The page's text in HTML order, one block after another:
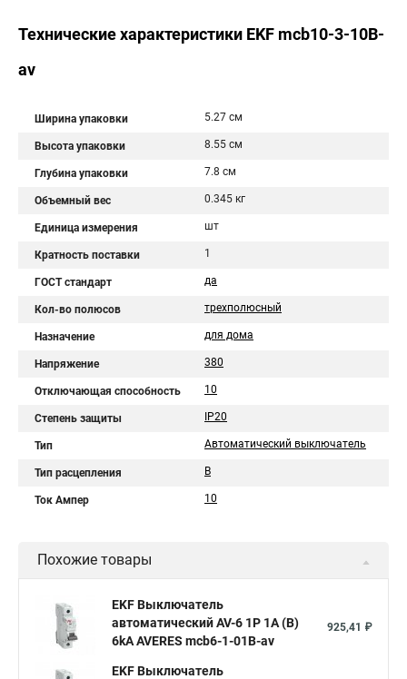
Технические характеристики EKF mcb10-3-10B-
av
Ширина упаковки 5.27 см
Высота упаковки 8.55 см
Глубина упаковки 7.8 см
Объемный вес 0.345 кг
Единица измерения шт
Кратность поставки 1
ГОСТ стандарт да
Кол-во полюсов трехполюсный
Назначение для дома
Напряжение 380
Отключающая способность 10
Степень защиты IP20
Тип Автоматический выключатель
Тип расцепления B
Ток Ампер 10
Похожие товары
EKF Выключатель
автоматический AV-6 1P 1A (B)
6kA AVERES mcb6-1-01B-av
925,41 ₽
EKF Выключатель